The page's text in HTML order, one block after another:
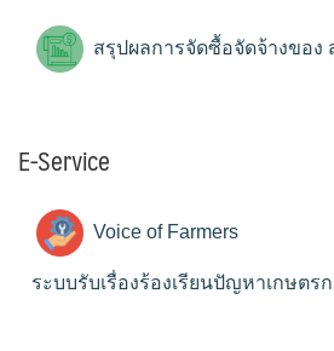
สรุปผลการจัดซื้อจัดจ้างของ
E-Service
Voice of Farmers
ระบบรับเรื่องร้องเรียนปัญหาเกษตร